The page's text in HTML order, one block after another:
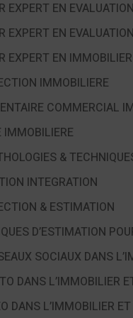
EXPERT EN
EXPERT EN
EXPERT EN
IMMOBILIERE
COMMERCIAL
IMMOBILIERE
&
INTEGRATION
& ESTIMATION
D’ESTIMATION
SOCIAUX DANS
DANS L’IMMOBILIER
DANS L’IMMOBILIER